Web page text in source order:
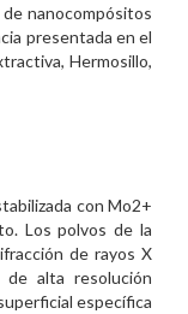
nanocompósitos
presentada en el
Hermosillo,
con Mo2+
Los polvos de la
de rayos X
de alta resolución
específica